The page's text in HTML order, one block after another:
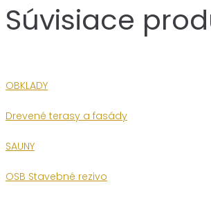
Súvisiace
OBKLADY
Drevené terasy a fasády
SAUNY
OSB Stavebné rezivo